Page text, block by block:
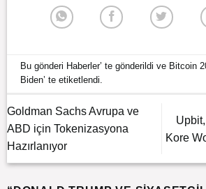
Bu gönderi Haberler’ te gönderildi ve Bitcoin
Biden’ te etiketlendi.
Goldman Sachs Avrupa ve
ABD için Tokenizasyona
Hazırlanıyor
Kore